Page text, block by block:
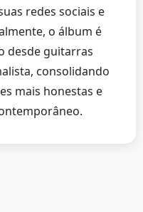
redes sociais e
o álbum é
desde guitarras
consolidando
mais honestas e